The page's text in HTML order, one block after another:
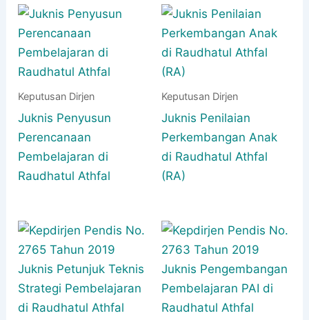
Keputusan Dirjen
Juknis Penyusun
Perencanaan
Pembelajaran di
Raudhatul Athfal
Keputusan Dirjen
Juknis Penilaian
Perkembangan Anak
di Raudhatul Athfal
(RA)